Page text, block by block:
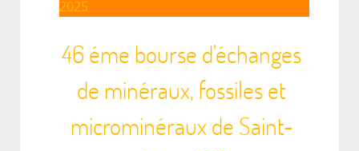
2025
46 éme bourse d'échanges
de minéraux, fossiles et
microminéraux de Saint-